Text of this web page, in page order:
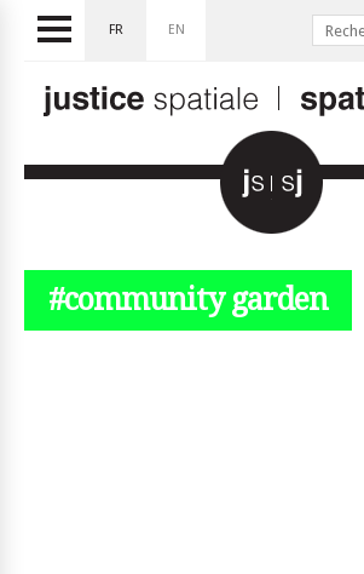
FR EN
#community garden